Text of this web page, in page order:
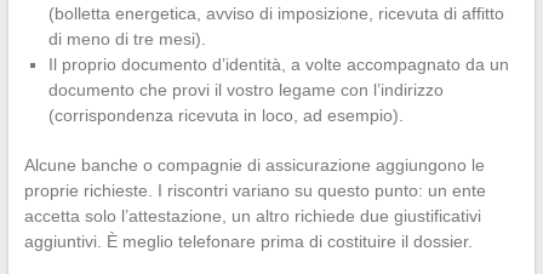
(bolletta energetica, avviso di imposizione, ricevuta di affitto
di meno di tre mesi).
Il proprio documento d’identità, a volte accompagnato da un
documento che provi il vostro legame con l’indirizzo
(corrispondenza ricevuta in loco, ad esempio).
Alcune banche o compagnie di assicurazione aggiungono le
proprie richieste. I riscontri variano su questo punto: un ente
accetta solo l’attestazione, un altro richiede due giustificativi
aggiuntivi. È meglio telefonare prima di costituire il dossier.